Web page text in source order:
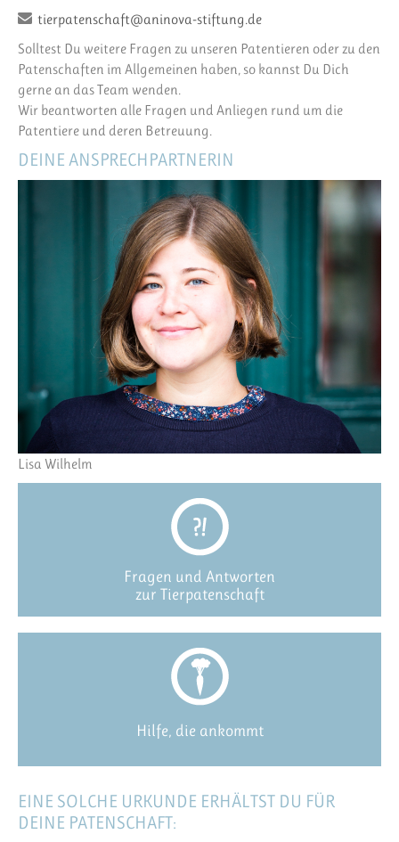
tierpatenschaft@aninova-stiftung.de
Solltest Du weitere Fragen zu unseren Patentieren oder zu den
Patenschaften im Allgemeinen haben, so kannst Du Dich
gerne an das Team wenden.
Wir beantworten alle Fragen und Anliegen rund um die
Patentiere und deren Betreuung.
DEINE ANSPRECHPARTNERIN
Lisa Wilhelm
Fragen und Antworten
zur Tierpatenschaft
Hilfe, die ankommt
EINE SOLCHE URKUNDE ERHÄLTST DU FÜR
DEINE PATENSCHAFT: